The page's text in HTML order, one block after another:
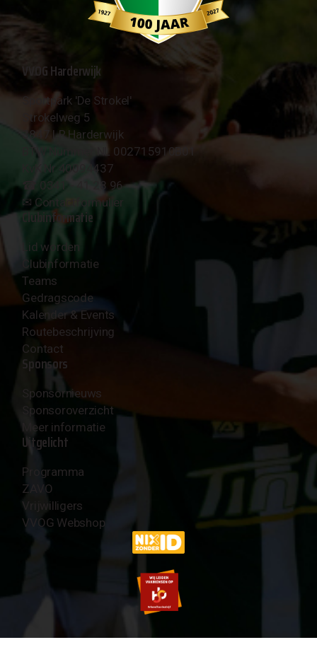
VVOG Harderwijk
Sportpark 'De Strokel'
Strokelweg 5
3847 LR Harderwijk
BTW Nummer NL 002715910B01
KvK Nr 40094437
☎︎ 0341 - 41 28 96
✉︎ Contactformulier
Clubinformatie
Lid worden
Clubinformatie
Teams
Gedragscode
Kalender & Events
Routebeschrijving
Contact
Sponsors
Sponsornieuws
Sponsoroverzicht
Meer informatie
Uitgelicht
Programma
ZAVO
Vrijwilligers
VVOG Webshop